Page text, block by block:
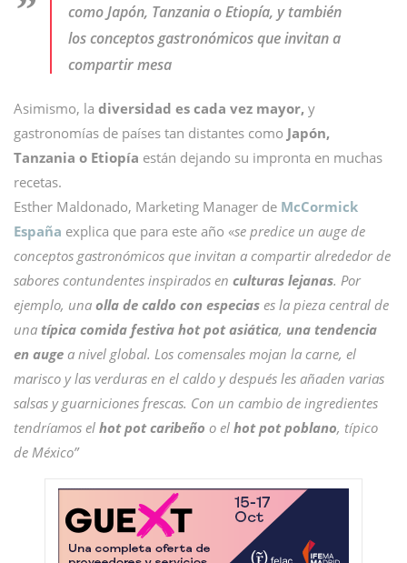
como Japón, Tanzania o Etiopía, y también
los conceptos gastronómicos que invitan a
compartir mesa
Asimismo, la diversidad es cada vez mayor, y
gastronomías de países tan distantes como Japón,
Tanzania o Etiopía están dejando su impronta en muchas
recetas.
Esther Maldonado, Marketing Manager de McCormick
España explica que para este año «se predice un auge de
conceptos gastronómicos que invitan a compartir alrededor de
sabores contundentes inspirados en culturas lejanas. Por
ejemplo, una olla de caldo con especias es la pieza central de
una típica comida festiva hot pot asiática, una tendencia
en auge a nivel global. Los comensales mojan la carne, el
marisco y las verduras en el caldo y después les añaden varias
salsas y guarniciones frescas. Con un cambio de ingredientes
tendríamos el hot pot caribeño o el hot pot poblano, típico
de México”